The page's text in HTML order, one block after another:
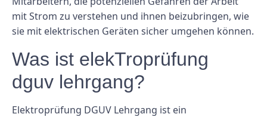
mit Strom zu verstehen und ihnen beizubringen, wie
sie mit elektrischen Geräten sicher umgehen können.
Was ist elekTroprüfung
dguv lehrgang?
Elektroprüfung DGUV Lehrgang ist ein